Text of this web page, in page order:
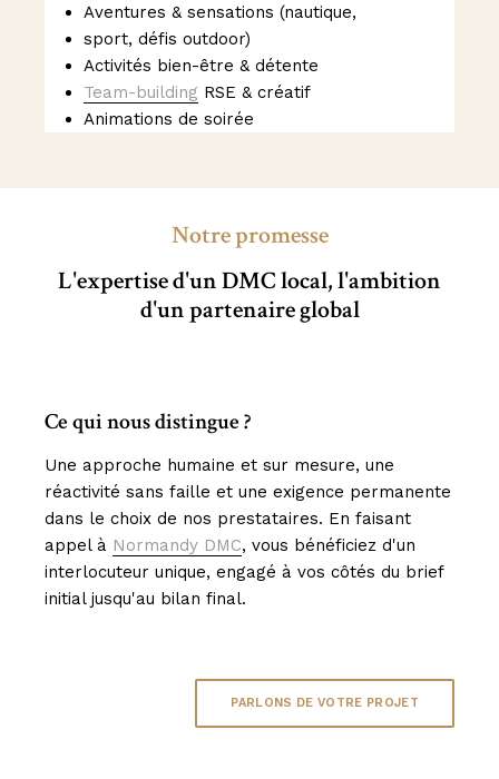
Aventures & sensations (nautique,
sport, défis outdoor)
Activités bien-être & détente
Team-building RSE & créatif
Animations de soirée
Notre promesse
L'expertise d'un DMC local, l'ambition
d'un partenaire global
Ce qui nous distingue ?
Une approche humaine et sur mesure, une
réactivité sans faille et une exigence permanente
dans le choix de nos prestataires. En faisant
appel à Normandy DMC, vous bénéficiez d'un
interlocuteur unique, engagé à vos côtés du brief
initial jusqu'au bilan final.
PARLONS DE VOTRE PROJET